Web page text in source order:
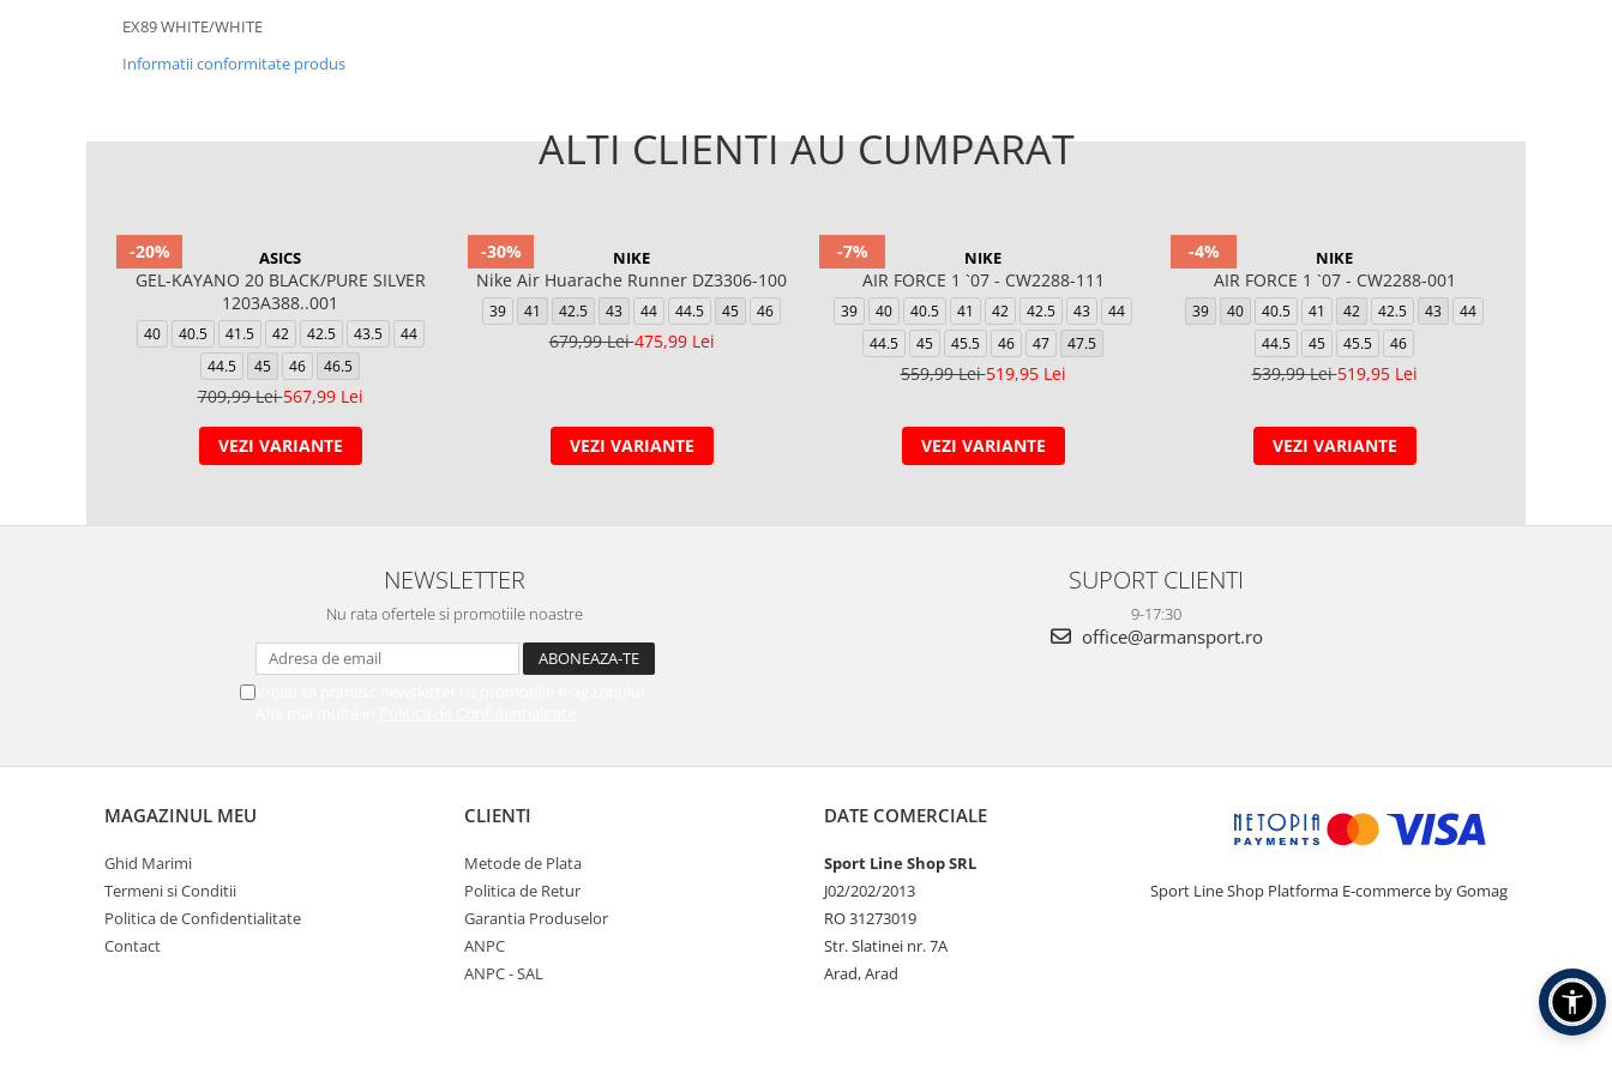
EX89 WHITE/WHITE
Informatii conformitate produs
ALTI CLIENTI AU CUMPARAT
-20% ASICS
GEL-KAYANO 20 BLACK/PURE SILVER
1203A388..001
40 40.5 41.5 42 42.5 43.5
44
44.5
45 46 46.5
709,99 Lei567,99 Lei
VEZI VARIANTE
-30% NIKE
Nike Air Huarache Runner DZ3306-100
39 41 42.5 43 44 44.5 45 46
679,99 Lei475,99 Lei
VEZI VARIANTE
-7% NIKE
AIR FORCE 1 `07 - CW2288-111
39 40 40.5 41 42 42.5 43
44
44.5
45 45.5 46 47 47.5
559,99 Lei519,95 Lei
VEZI VARIANTE
-4% NIKE
AIR FORCE 1 `07 - CW2288-001
39 40 40.5 41 42 42.5 43
44
44.5
45 45.5 46
539,99 Lei519,95 Lei
VEZI VARIANTE
NEWSLETTER
Nu rata ofertele si promotiile noastre
Vreau sa primesc newsletter cu promotiile magazinului.
SUPORT CLIENTI
9-17:30
office@armansport.ro
MAGAZINUL MEU
Ghid Marimi
Termeni si Conditii
Politica de Confidentialitate
Contact
CLIENTI
Metode de Plata
Politica de Retur
Garantia Produselor
ANPC
ANPC - SAL
DATE COMERCIALE
Sport Line Shop SRL
J02/202/2013
RO 31273019
Str. Slatinei nr. 7A
Arad, Arad
Sport Line Shop Platforma E-commerce by Gomag